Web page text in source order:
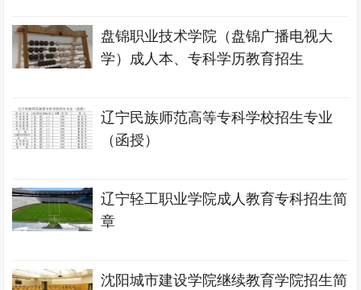
盘锦职业技术学院（盘锦广播电视大
学）成人本、专科学历教育招生
辽宁民族师范高等专科学校招生专业
（函授）
辽宁轻工职业学院成人教育专科招生简
章
沈阳城市建设学院继续教育学院招生简